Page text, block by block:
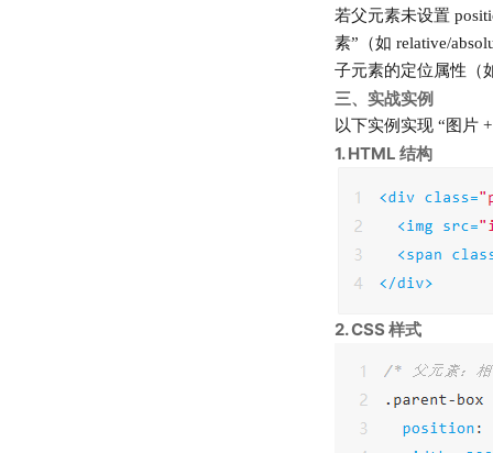
若父元素未设置
素”（如 relative/
子元素的定位属性（
三、实战实例
以下实例实现 “图片
1. HTML 结构
2. CSS 样式